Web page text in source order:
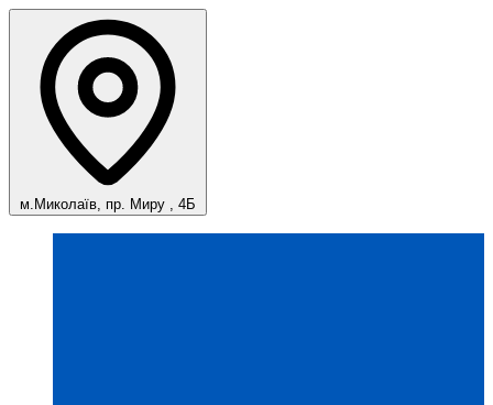
м.Миколаїв, пр. Миру , 4Б